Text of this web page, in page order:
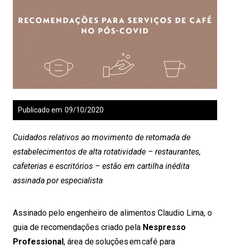
09/10/2020
Publicado em
Cuidados relativos ao movimento de retomada de
estabelecimentos de alta rotatividade – restaurantes,
cafeterias e escritórios – estão em cartilha inédita
assinada por especialista
Assinado pelo engenheiro de alimentos Claudio Lima, o
guia de recomendações criado pela Nespresso
Professional, área de soluções em café para